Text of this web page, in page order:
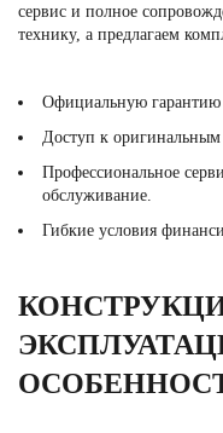
сервис и полное
технику, а предлагаем
Официальную гарантию
Доступ к оригинальным
Профессиональное
обслуживание.
Гибкие условия